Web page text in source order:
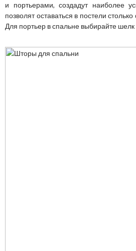
и портьерами, создадут наиболее
позволят оставаться в постели
Для портьер в спальне выбирайте шелк